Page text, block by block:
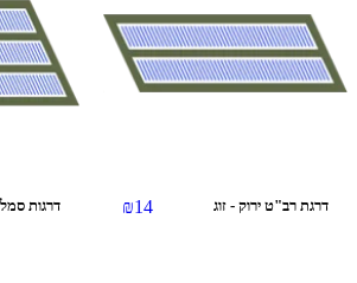
דרגת רב"ט ירוק - זוג ₪14 דרגות סמל